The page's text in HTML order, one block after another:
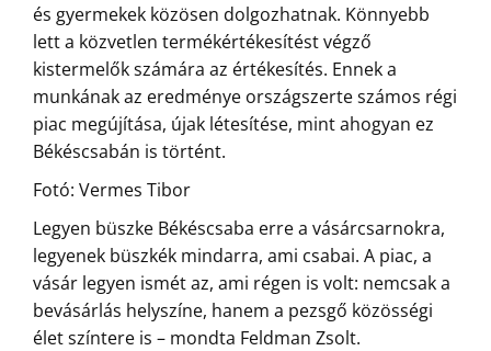
és gyermekek közösen dolgozhatnak. Könnyebb
lett a közvetlen termékértékesítést végző
kistermelők számára az értékesítés. Ennek a
munkának az eredménye országszerte számos régi
piac megújítása, újak létesítése, mint ahogyan ez
Békéscsabán is történt.
Fotó: Vermes Tibor
Legyen büszke Békéscsaba erre a vásárcsarnokra,
legyenek büszkék mindarra, ami csabai. A piac, a
vásár legyen ismét az, ami régen is volt: nemcsak a
bevásárlás helyszíne, hanem a pezsgő közösségi
élet színtere is – mondta Feldman Zsolt.